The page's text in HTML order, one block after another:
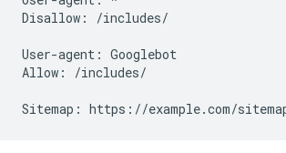
Disallow: /includes/
User-agent: Googlebot
Allow: /includes/
Sitemap: https://example.com/